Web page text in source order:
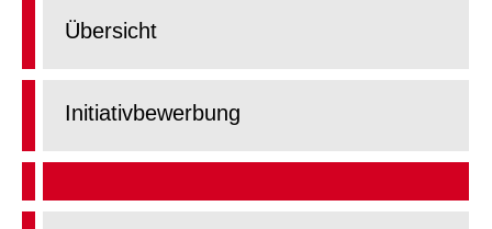
Übersicht
Initiativbewerbung